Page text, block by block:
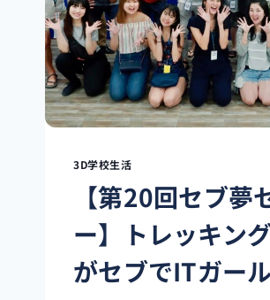
3D学校生活
【第20回セブ夢
ー】トレッキン
がセブでITガー